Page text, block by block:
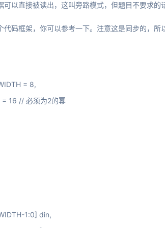
可以直接被读出，这叫旁路模式，但题目不要求的
代码框架，你可以参考一下。注意这是同步的，所
= 8,
16 // 必须为2的幂
1:0] din,